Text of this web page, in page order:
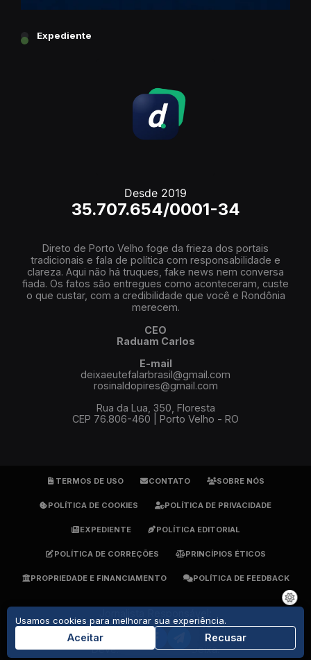
Expediente
Desde 2019
35.707.654/0001-34
Direto de Porto Velho foge da frieza dos portais
tradicionais e fala de política com responsabilidade e
clareza. Aqui não há truques, fake news nem conversa
fiada. Os fatos são entregues como aconteceram, custe
o que custar, com a credibilidade que você e Rondônia
merecem.
CEO
Raduam Carlos
E-mail
deixaeutefalarbrasil@gmail.com
rosinaldopires@gmail.com
Rua da Lua, 350, Floresta
CEP 76.806-460 | Porto Velho - RO
TERMOS DE USO CONTATO SOBRE NÓS
POLÍTICA DE COOKIES POLÍTICA DE PRIVACIDADE
EXPEDIENTE POLÍTICA EDITORIAL
POLÍTICA DE CORREÇÕES PRINCÍPIOS ÉTICOS
PROPRIEDADE E FINANCIAMENTO POLÍTICA DE FEEDBACK
Rosinaldo Pires - DRT 1905
Developed ByGrupoDeixa.
Usamos cookies para melhorar sua experiência.
Aceitar Recusar